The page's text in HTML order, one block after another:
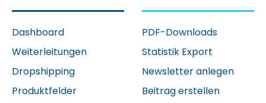
Dashboard
Weiterleitungen
Dropshipping
Produktfelder
PDF-Downloads
Statistik Export
Newsletter anlegen
Beitrag erstellen